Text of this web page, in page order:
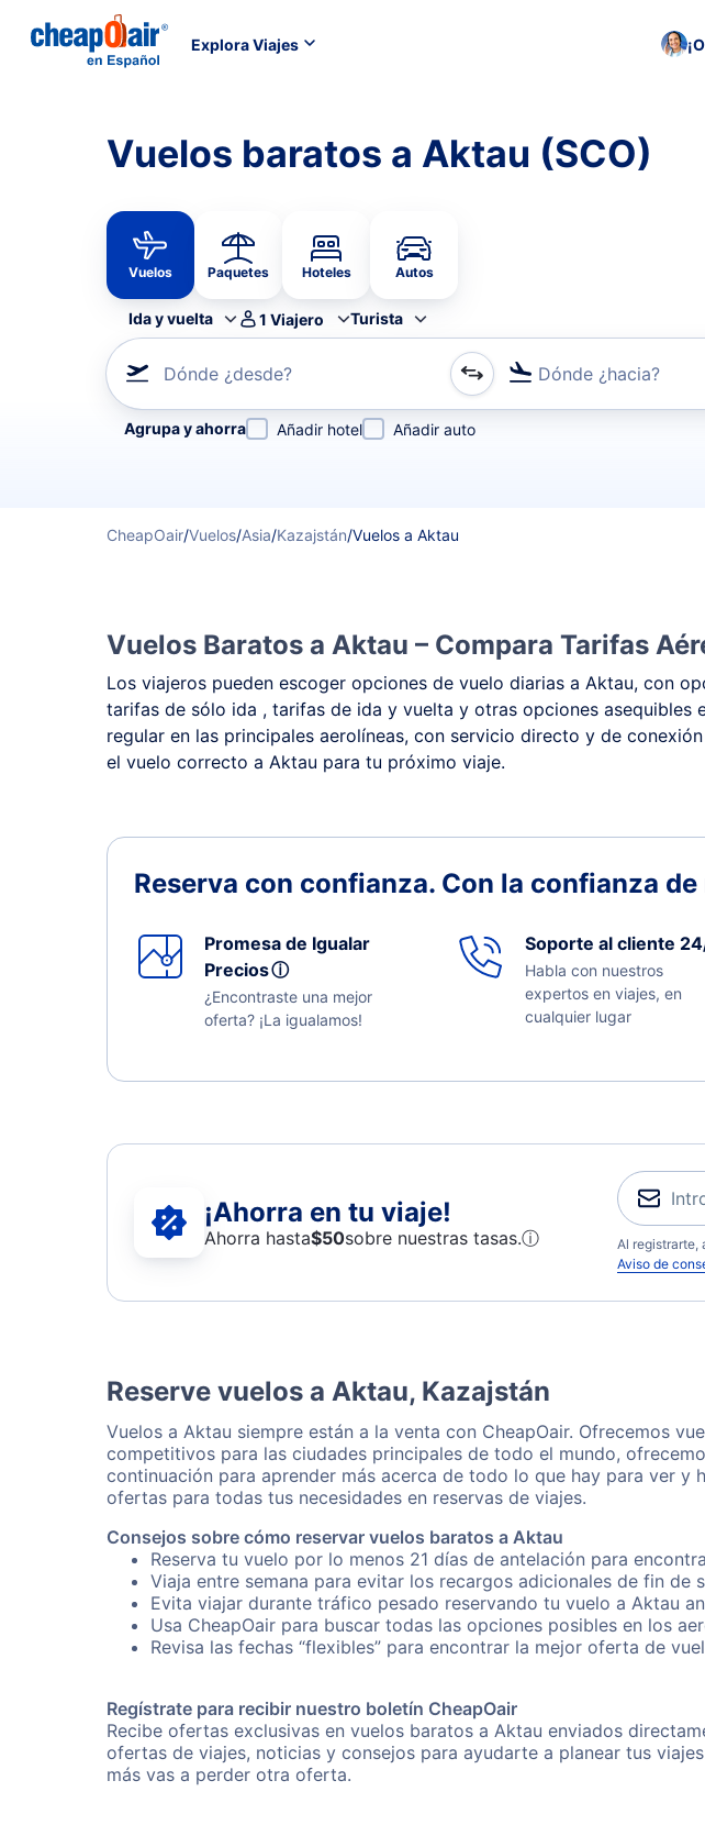
Explora Viajes
Vuelos baratos a Aktau (SCO)
Vuelos Paquetes Hoteles Autos
Ida y vuelta 1 Viajero Turista
Dónde ¿desde? Dónde ¿hacia?
Refina tu búsqueda por aerolínea, por ciudad o aeropuerto o por vuelos directos
Agrupa y ahorra Añadir hotel Añadir auto
CheapOair/Vuelos/Asia/Kazajstán/Vuelos a Aktau
Vuelos Baratos a Aktau – Compara Tarifas
Los viajeros pueden escoger opciones de vuelo diarias a Aktau, con
tarifas de sólo ida , tarifas de ida y vuelta y otras opciones asequibles
regular en las principales aerolíneas, con servicio directo y de
el vuelo correcto a Aktau para tu próximo viaje.
Reserva con confianza. Con la confianza
Promesa de Igualar
Preciosⓘ
¿Encontraste una mejor
oferta? ¡La igualamos!
Soporte al cliente
Habla con nuestros
expertos en viajes, en
cualquier lugar
¡Ahorra en tu viaje!
Ahorra hasta$50sobre nuestras tasas.ⓘ
Al registrarte,
Aviso de
Reserve vuelos a Aktau, Kazajstán
Vuelos a Aktau siempre están a la venta con CheapOair. Ofrecemos
competitivos para las ciudades principales de todo el mundo,
continuación para aprender más acerca de todo lo que hay para ver
ofertas para todas tus necesidades en reservas de viajes.
Consejos sobre cómo reservar vuelos baratos a Aktau
Reserva tu vuelo por lo menos 21 días de antelación para
Viaja entre semana para evitar los recargos adicionales de fin de
Evita viajar durante tráfico pesado reservando tu vuelo a Aktau
Usa CheapOair para buscar todas las opciones posibles en los
Revisa las fechas “flexibles” para encontrar la mejor oferta de
Regístrate para recibir nuestro boletín CheapOair
Recibe ofertas exclusivas en vuelos baratos a Aktau enviados
ofertas de viajes, noticias y consejos para ayudarte a planear tus
más vas a perder otra oferta.